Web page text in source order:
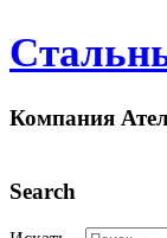
Компания
Search